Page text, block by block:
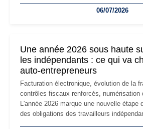
professionnels, recrutement, image de
06/07/2026
Une année 2026 sous haute
les indépendants : ce qui va
auto-entrepreneurs
Facturation électronique, évolution de la
contrôles fiscaux renforcés,
L'année 2026 marque une nouvelle étape
des obligations des travailleurs